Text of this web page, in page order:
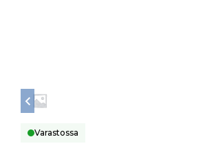
Varastossa